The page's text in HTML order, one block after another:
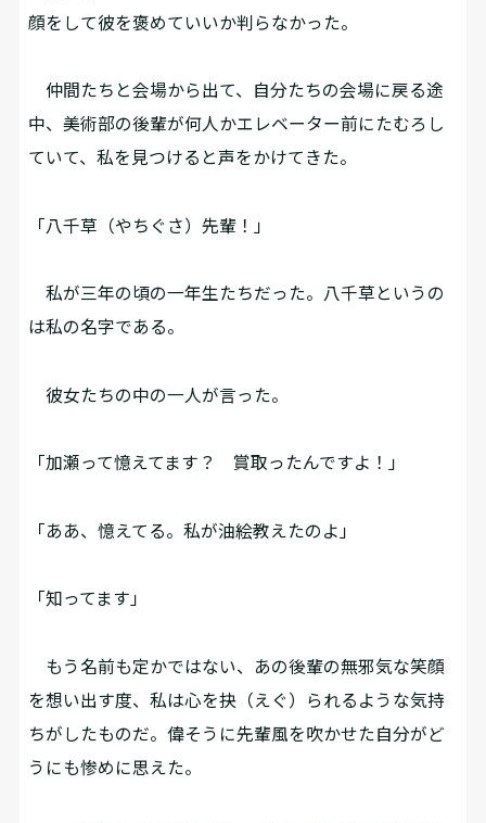
顔をして彼を褒めていいか判らなかった。
仲間たちと会場から出て、自分たちの会場に戻る途
中、美術部の後輩が何人かエレベーター前にたむろし
ていて、私を見つけると声をかけてきた。
「八千草（やちぐさ）先輩！」
私が三年の頃の一年生たちだった。八千草というの
は私の名字である。
彼女たちの中の一人が言った。
「加瀬って憶えてます？ 賞取ったんですよ！」
「ああ、憶えてる。私が油絵教えたのよ」
「知ってます」
もう名前も定かではない、あの後輩の無邪気な笑顔
を想い出す度、私は心を抉（えぐ）られるような気持
ちがしたものだ。偉そうに先輩風を吹かせた自分がど
うにも惨めに思えた。